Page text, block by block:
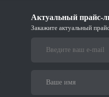
Актуальный прайс-
Закажите актуальный